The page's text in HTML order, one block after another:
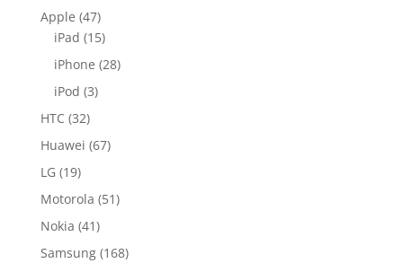
Apple (47)
iPad (15)
iPhone (28)
iPod (3)
HTC (32)
Huawei (67)
LG (19)
Motorola (51)
Nokia (41)
Samsung (168)